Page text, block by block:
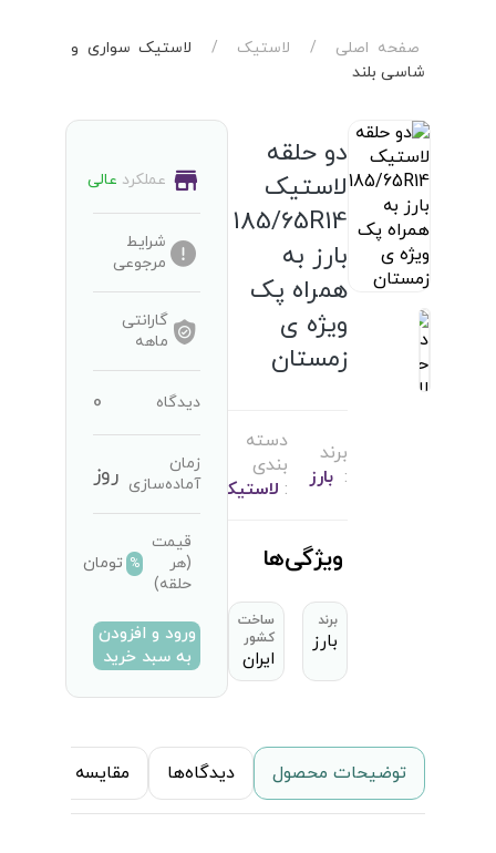
صفحه اصلی / لاستیک /
لاستیک سواری و
شاسی بلند
دو حلقه
لاستیک
185/65R14
بارز به
همراه پک
ویژه ی
زمستان
برند
: بارز
دسته
بندی
: لاستیک
ویژگی‌ها
برند
بارز
ساخت
کشور
ایران
عملکرد عالی
شرایط
مرجوعی
گارانتی
ماهه
دیدگاه 0
زمان
آماده‌سازی روز
قیمت
(هر
حلقه)
% تومان
ورود و افزودن
به سبد خرید
توضیحات محصول دیدگاه‌ها مقایسه محصول